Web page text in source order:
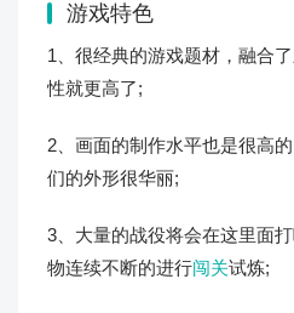
游戏特色
1、很经典的游戏题材，融合
性就更高了;
2、画面的制作水平也是很高
们的外形很华丽;
3、大量的战役将会在这里面
物连续不断的进行闯关试炼;